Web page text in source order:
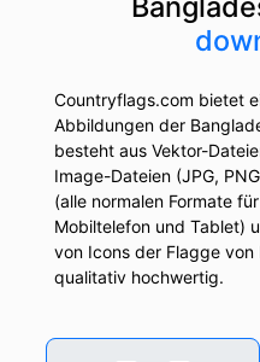
Countryflags.com bietet
Abbildungen der
besteht aus Vektor-
Image-Dateien (JPG,
(alle normalen Formate
Mobiltelefon und Tablet)
von Icons der Flagge von
qualitativ hochwertig.